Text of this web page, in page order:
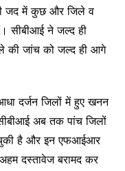
जद में कुछ और जिले व
सीबीआई ने जल्द ही
की जांच को जल्द ही आगे
दर्जन जिलों में हुए खनन
अब तक पांच जिलों
है और इन एफआईआर
दस्तावेज बरामद कर